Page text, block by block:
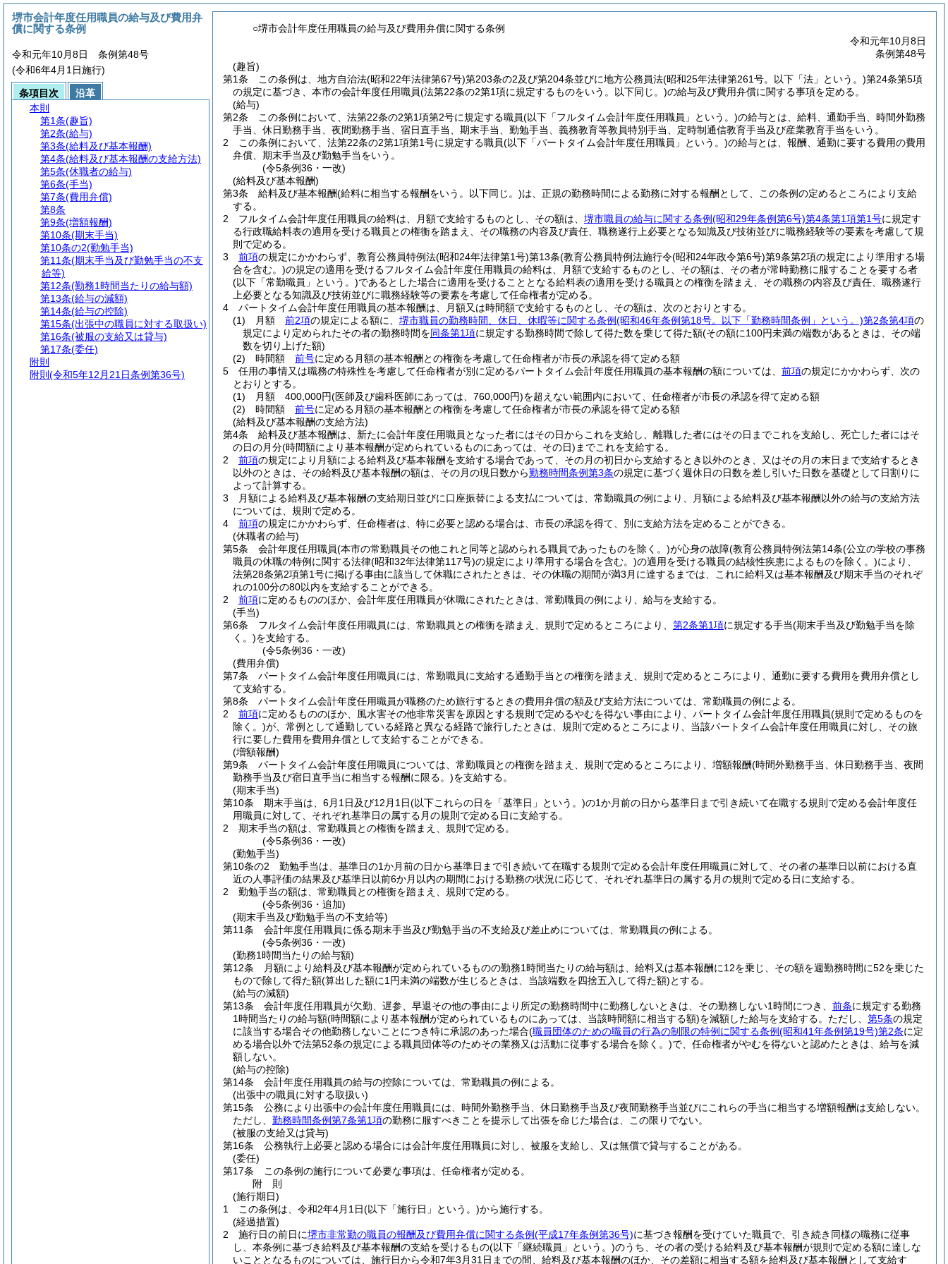
○堺市会計年度任用職員の給与及び費用弁償に関する条例
令和元年10月8日
条例第48号
(趣旨)
第1条
この条例は、地方自治法(昭和22年法律第67号)第203条の2及び第204条並びに地方公務員法(昭和25年法律第261号。以下「法」という。)第24条第5項
の規定に基づき、本市の会計年度任用職員(法第22条の2第1項に規定するものをいう。以下同じ。)の給与及び費用弁償に関する事項を定める。
(給与)
第2条
この条例において、法第22条の2第1項第2号に規定する職員(以下「フルタイム会計年度任用職員」という。)の給与とは、給料、通勤手当、時間外勤務
手当、休日勤務手当、夜間勤務手当、宿日直手当、期末手当、勤勉手当、義務教育等教員特別手当、定時制通信教育手当及び産業教育手当をいう。
2
この条例において、法第22条の2第1項第1号に規定する職員(以下「パートタイム会計年度任用職員」という。)の給与とは、報酬、通勤に要する費用の費用
弁償、期末手当及び勤勉手当をいう。
(令5条例36・一改)
(給料及び基本報酬)
第3条
給料及び基本報酬(給料に相当する報酬をいう。以下同じ。)は、正規の勤務時間による勤務に対する報酬として、この条例の定めるところにより支給
する。
2
フルタイム会計年度任用職員の給料は、月額で支給するものとし、その額は、 堺市職員の給与に関する条例(昭和29年条例第6号)第4条第1項第1号に規定す
る行政職給料表の適用を受ける職員との権衡を踏まえ、その職務の内容及び責任、職務遂行上必要となる知識及び技術並びに職務経験等の要素を考慮して規
則で定める。
3
前項の規定にかかわらず、教育公務員特例法(昭和24年法律第1号)第13条(教育公務員特例法施行令(昭和24年政令第6号)第9条第2項の規定により準用する場
合を含む。)の規定の適用を受けるフルタイム会計年度任用職員の給料は、月額で支給するものとし、その額は、その者が常時勤務に服することを要する者
(以下「常勤職員」という。)であるとした場合に適用を受けることとなる給料表の適用を受ける職員との権衡を踏まえ、その職務の内容及び責任、職務遂行
上必要となる知識及び技術並びに職務経験等の要素を考慮して任命権者が定める。
4
パートタイム会計年度任用職員の基本報酬は、月額又は時間額で支給するものとし、その額は、次のとおりとする。
(1)
月額 前2項の規定による額に、 堺市職員の勤務時間、休日、休暇等に関する条例(昭和46年条例第18号。以下「勤務時間条例」という。)第2条第4項の
規定により定められたその者の勤務時間を同条第1項に規定する勤務時間で除して得た数を乗じて得た額(その額に100円未満の端数があるときは、その端
数を切り上げた額)
(2)
時間額 前号に定める月額の基本報酬との権衡を考慮して任命権者が市長の承認を得て定める額
5
任用の事情又は職務の特殊性を考慮して任命権者が別に定めるパートタイム会計年度任用職員の基本報酬の額については、 前項の規定にかかわらず、次の
とおりとする。
(1)
月額 400,000円(医師及び歯科医師にあっては、760,000円)を超えない範囲内において、任命権者が市長の承認を得て定める額
(2)
時間額 前号に定める月額の基本報酬との権衡を考慮して任命権者が市長の承認を得て定める額
(給料及び基本報酬の支給方法)
第4条
給料及び基本報酬は、新たに会計年度任用職員となった者にはその日からこれを支給し、離職した者にはその日までこれを支給し、死亡した者にはそ
の日の月分(時間額により基本報酬が定められているものにあっては、その日) までこれを支給する。
2
前項の規定により月額による給料及び基本報酬を支給する場合であって、その月の初日から支給するとき以外のとき、又はその月の末日まで支給するとき
以外のときは、その給料及び基本報酬の額は、その月の現日数から勤務時間条例第3条の規定に基づく週休日の日数を差し引いた日数を基礎として日割りに
よって計算する。
3
月額による給料及び基本報酬の支給期日並びに口座振替による支払については、常勤職員の例により、月額による給料及び基本報酬以外の給与の支給方法
については、規則で定める。
4
前項の規定にかかわらず、任命権者は、特に必要と認める場合は、市長の承認を得て、別に支給方法を定めることができる。
(休職者の給与)
第5条
会計年度任用職員(本市の常勤職員その他これと同等と認められる職員であったものを除く。)が心身の故障(教育公務員特例法第14条(公立の学校の事務
職員の休職の特例に関する法律(昭和32年法律第117号)の規定により準用する場合を含む。)の適用を受ける職員の結核性疾患によるものを除く。)により、
法第28条第2項第1号に掲げる事由に該当して休職にされたときは、その休職の期間が満3月に達するまでは、これに給料又は基本報酬及び期末手当のそれぞ
れの100分の80以内を支給することができる。
2
前項に定めるもののほか、会計年度任用職員が休職にされたときは、常勤職員の例により、給与を支給する。
(手当)
第6条
フルタイム会計年度任用職員には、常勤職員との権衡を踏まえ、規則で定めるところにより、 第2条第1項に規定する手当(期末手当及び勤勉手当を除
く。)を支給する。
(令5条例36・一改)
(費用弁償)
第7条
パートタイム会計年度任用職員には、常勤職員に支給する通勤手当との権衡を踏まえ、規則で定めるところにより、通勤に要する費用を費用弁償とし
て支給する。
第8条
パートタイム会計年度任用職員が職務のため旅行するときの費用弁償の額及び支給方法については、常勤職員の例による。
2
前項に定めるもののほか、風水害その他非常災害を原因とする規則で定めるやむを得ない事由により、パートタイム会計年度任用職員(規則で定めるものを
除く。)が、常例として通勤している経路と異なる経路で旅行したときは、規則で定めるところにより、当該パートタイム会計年度任用職員に対し、その旅
行に要した費用を費用弁償として支給することができる。
(増額報酬)
第9条
パートタイム会計年度任用職員については、常勤職員との権衡を踏まえ、規則で定めるところにより、増額報酬(時間外勤務手当、休日勤務手当、夜間
勤務手当及び宿日直手当に相当する報酬に限る。)を支給する。
(期末手当)
第10条
期末手当は、6月1日及び12月1日(以下これらの日を「基準日」という。)の1か月前の日から基準日まで引き続いて在職する規則で定める会計年度任
用職員に対して、それぞれ基準日の属する月の規則で定める日に支給する。
2
期末手当の額は、常勤職員との権衡を踏まえ、規則で定める。
(令5条例36・一改)
(勤勉手当)
第10条の2
勤勉手当は、基準日の1か月前の日から基準日まで引き続いて在職する規則で定める会計年度任用職員に対して、その者の基準日以前における直
近の人事評価の結果及び基準日以前6か月以内の期間における勤務の状況に応じて、それぞれ基準日の属する月の規則で定める日に支給する。
2
勤勉手当の額は、常勤職員との権衡を踏まえ、規則で定める。
(令5条例36・追加)
(期末手当及び勤勉手当の不支給等)
第11条
会計年度任用職員に係る期末手当及び勤勉手当の不支給及び差止めについては、常勤職員の例による。
(令5条例36・一改)
(勤務1時間当たりの給与額)
第12条
月額により給料及び基本報酬が定められているものの勤務1時間当たりの給与額は、給料又は基本報酬に12を乗じ、その額を週勤務時間に52を乗じた
もので除して得た額(算出した額に1円未満の端数が生じるときは、当該端数を四捨五入して得た額)とする。
(給与の減額)
第13条
会計年度任用職員が欠勤、遅参、早退その他の事由により所定の勤務時間中に勤務しないときは、その勤務しない1時間につき、 前条に規定する勤務
1時間当たりの給与額(時間額により基本報酬が定められているものにあっては、当該時間額に相当する額)を減額した給与を支給する。 ただし、 第5条の規定
に該当する場合その他勤務しないことにつき特に承認のあった場合(職員団体のための職員の行為の制限の特例に関する条例(昭和41年条例第19号)第2条に定
める場合以外で法第52条の規定による職員団体等のためその業務又は活動に従事する場合を除く。)で、任命権者がやむを得ないと認めたときは、給与を減
額しない。
(給与の控除)
第14条
会計年度任用職員の給与の控除については、常勤職員の例による。
(出張中の職員に対する取扱い)
第15条
公務により出張中の会計年度任用職員には、時間外勤務手当、休日勤務手当及び夜間勤務手当並びにこれらの手当に相当する増額報酬は支給しない。
ただし、 勤務時間条例第7条第1項の勤務に服すべきことを提示して出張を命じた場合は、この限りでない。
(被服の支給又は貸与)
第16条
公務執行上必要と認める場合には会計年度任用職員に対し、被服を支給し、又は無償で貸与することがある。
(委任)
第17条
この条例の施行について必要な事項は、任命権者が定める。
附 則
(施行期日)
1
この条例は、令和2年4月1日(以下「施行日」という。)から施行する。
(経過措置)
2
施行日の前日に堺市非常勤の職員の報酬及び費用弁償に関する条例(平成17年条例第36号)に基づき報酬を受けていた職員で、引き続き同様の職務に従事
し、本条例に基づき給料及び基本報酬の支給を受けるもの(以下「継続職員」という。)のうち、その者の受ける給料及び基本報酬が規則で定める額に達しな
いこととなるものについては、施行日から令和7年3月31日までの間、給料及び基本報酬のほか、その差額に相当する額を給料及び基本報酬として支給す
堺市会計年度任用職員の給与及び費用弁
償に関する条例
令和元年10月8日 条例第48号
(令和6年4月1日施行)
条項目次
沿革
本則
第1条(趣旨)
第2条(給与)
第3条(給料及び基本報酬)
第4条(給料及び基本報酬の支給方法)
第5条(休職者の給与)
第6条(手当)
第7条(費用弁償)
第8条
第9条(増額報酬)
第10条(期末手当)
第10条の2(勤勉手当)
第11条(期末手当及び勤勉手当の不支
給等)
第12条(勤務1時間当たりの給与額)
第13条(給与の減額)
第14条(給与の控除)
第15条(出張中の職員に対する取扱い)
第16条(被服の支給又は貸与)
第17条(委任)
附則
附則 (令和5年12月21日条例第36号)